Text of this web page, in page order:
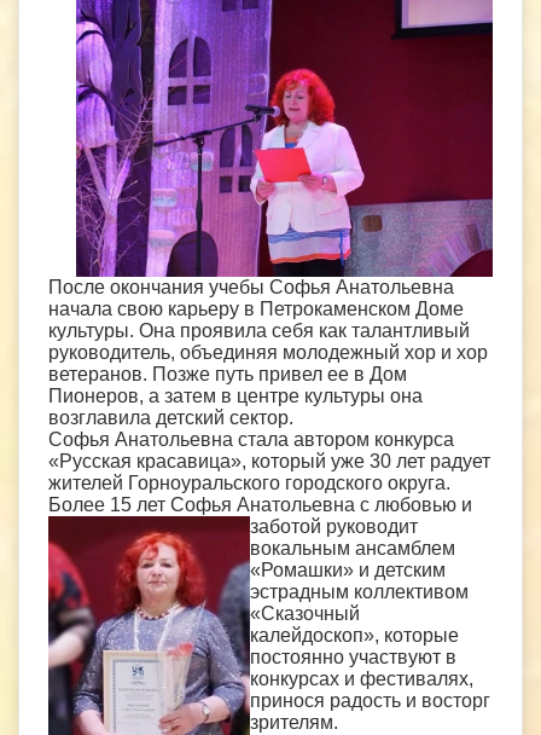
После окончания учебы Софья Анатольевна
начала свою карьеру в Петрокаменском Доме
культуры. Она проявила себя как талантливый
руководитель, объединяя молодежный хор и хор
ветеранов. Позже путь привел ее в Дом
Пионеров, а затем в центре культуры она
возглавила детский сектор.
Софья Анатольевна стала автором конкурса
«Русская красавица», который уже 30 лет радует
жителей Горноуральского городского округа.
Более 15 лет Софья Анатольевна с любовью и
заботой руководит
вокальным ансамблем
«Ромашки» и детским
эстрадным коллективом
«Сказочный
калейдоскоп», которые
постоянно участвуют в
конкурсах и фестивалях,
принося радость и восторг
зрителям.